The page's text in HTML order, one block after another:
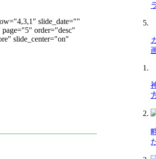
slide_date=""
order="desc"
slide_center="on"